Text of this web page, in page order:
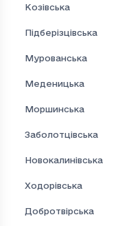
Козівська
Підберізцівська
Мурованська
Меденицька
Моршинська
Заболотцівська
Новокалинівська
Ходорівська
Добротвірська